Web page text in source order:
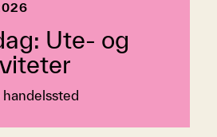
Ute- og
handelssted